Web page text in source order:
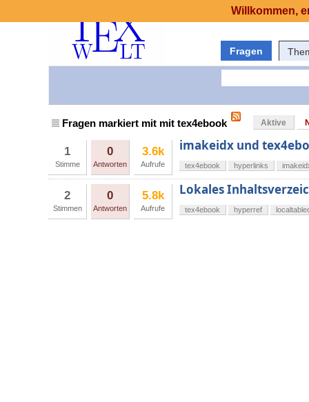
Fragen
Fragen markiert mit mit tex4ebook Aktive
1
Stimme
0
Antworten
3.6k
Aufrufe
imakeidx und
tex4ebook hyperlinks
2
Stimmen
0
Antworten
5.8k
Aufrufe
Lokales
tex4ebook hyperref
Willkommen,